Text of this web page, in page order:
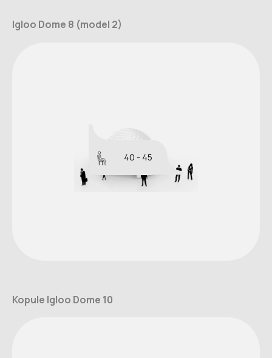
Igloo Dome 8 (model 2)
40 - 45
Kopule Igloo Dome 10